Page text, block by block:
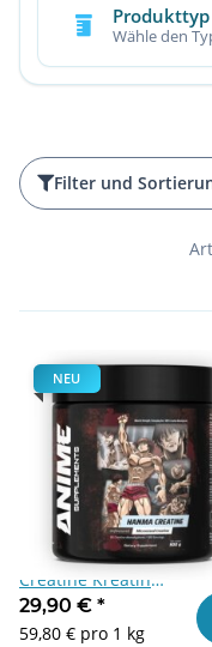
Produkttyp
Wähle den
Filter und
NEU
Anime Supplements
Creatine Kreatin
Monohydrat 500 g
29,90 € *
59,80 € pro 1 kg